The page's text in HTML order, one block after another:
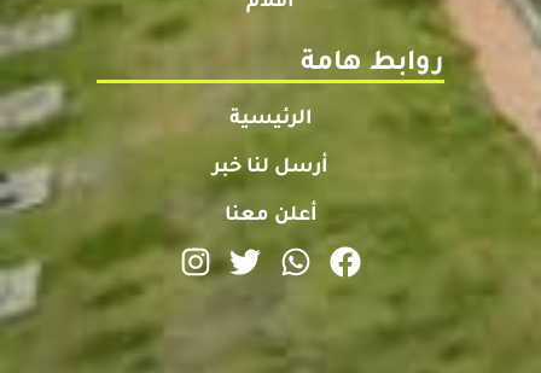
روابط هامة
الرئيسية
أرسل لنا خبر
أعلن معنا